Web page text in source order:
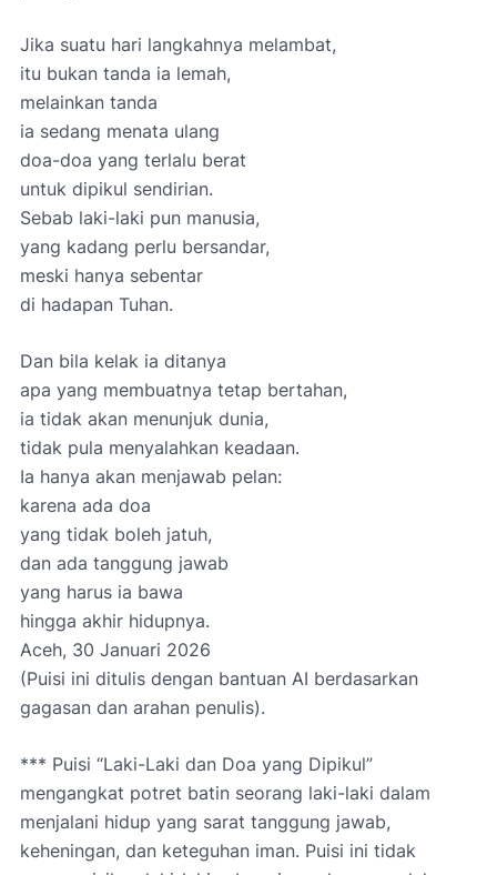
Jika suatu hari langkahnya melambat,
itu bukan tanda ia lemah,
melainkan tanda
ia sedang menata ulang
doa-doa yang terlalu berat
untuk dipikul sendirian.
Sebab laki-laki pun manusia,
yang kadang perlu bersandar,
meski hanya sebentar
di hadapan Tuhan.
Dan bila kelak ia ditanya
apa yang membuatnya tetap bertahan,
ia tidak akan menunjuk dunia,
tidak pula menyalahkan keadaan.
Ia hanya akan menjawab pelan:
karena ada doa
yang tidak boleh jatuh,
dan ada tanggung jawab
yang harus ia bawa
hingga akhir hidupnya.
Aceh, 30 Januari 2026
(Puisi ini ditulis dengan bantuan AI berdasarkan
gagasan dan arahan penulis).
*** Puisi “Laki-Laki dan Doa yang Dipikul”
mengangkat potret batin seorang laki-laki dalam
menjalani hidup yang sarat tanggung jawab,
keheningan, dan keteguhan iman. Puisi ini tidak